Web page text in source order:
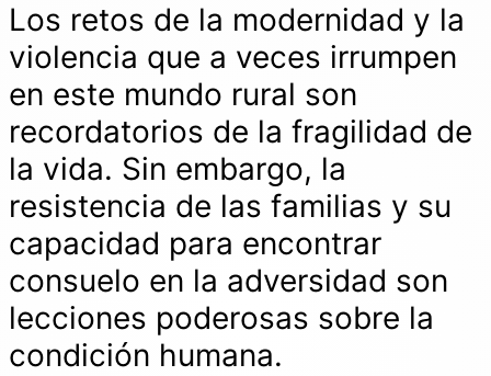
Los retos de la modernidad y la
violencia que a veces irrumpen
en este mundo rural son
recordatorios de la fragilidad de
la vida. Sin embargo, la
resistencia de las familias y su
capacidad para encontrar
consuelo en la adversidad son
lecciones poderosas sobre la
condición humana.